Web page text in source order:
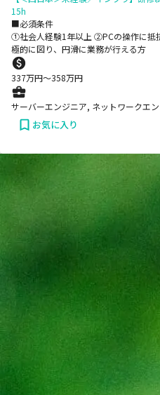
15h
■必須条件
①社会人経験1年以上 ②PCの操作に抵
極的に図り、円滑に業務が行える方
337万円〜358万円
サーバーエンジニア, ネットワークエ
お気に入り